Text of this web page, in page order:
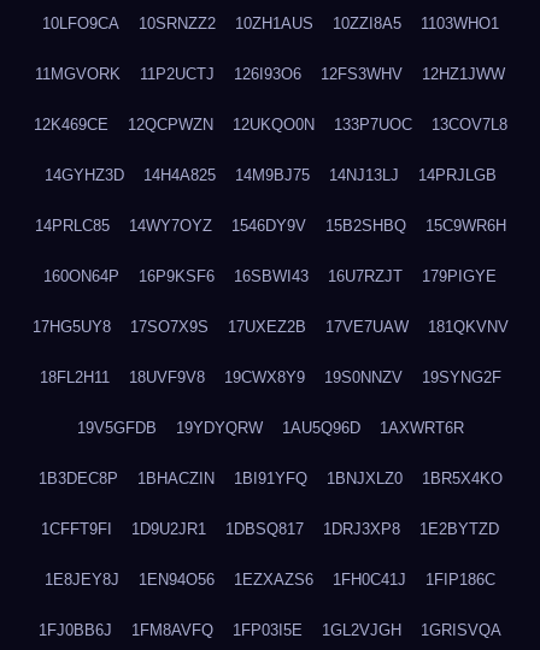
10LFO9CA 10SRNZZ2 10ZH1AUS 10ZZI8A5 1103WHO1
11MGVORK 11P2UCTJ 126I93O6 12FS3WHV 12HZ1JWW
12K469CE 12QCPWZN 12UKQO0N 133P7UOC 13COV7L8
14GYHZ3D 14H4A825 14M9BJ75 14NJ13LJ 14PRJLGB
14PRLC85 14WY7OYZ 1546DY9V 15B2SHBQ 15C9WR6H
160ON64P 16P9KSF6 16SBWI43 16U7RZJT 179PIGYE
17HG5UY8 17SO7X9S 17UXEZ2B 17VE7UAW 181QKVNV
18FL2H11 18UVF9V8 19CWX8Y9 19S0NNZV 19SYNG2F
19V5GFDB 19YDYQRW 1AU5Q96D 1AXWRT6R
1B3DEC8P 1BHACZIN 1BI91YFQ 1BNJXLZ0 1BR5X4KO
1CFFT9FI 1D9U2JR1 1DBSQ817 1DRJ3XP8 1E2BYTZD
1E8JEY8J 1EN94O56 1EZXAZS6 1FH0C41J 1FIP186C
1FJ0BB6J 1FM8AVFQ 1FP03I5E 1GL2VJGH 1GRISVQA